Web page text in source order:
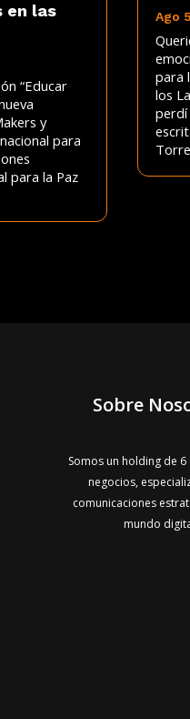
en las
“Educar
y
para
para la Paz
Ago
para
los
perdí
Sobre
Somos un holding de
negocios,
comunicaciones
mundo